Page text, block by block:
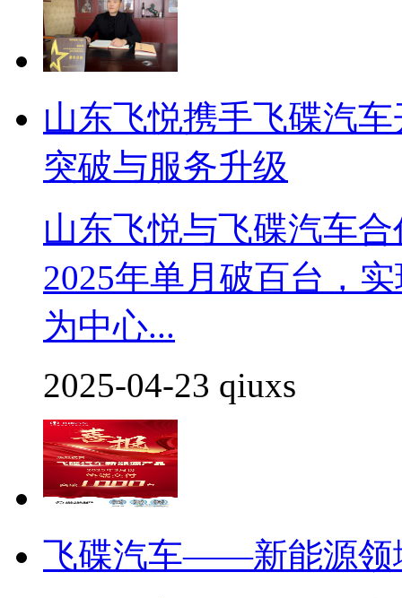
山东飞悦携手飞碟汽
突破与服务升级
山东飞悦与飞碟汽车
2025年单月破百台，
为中心...
2025-04-23 qiuxs
飞碟汽车——新能源领